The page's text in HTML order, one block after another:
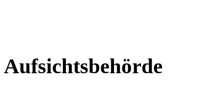
Aufsichtsbehörde